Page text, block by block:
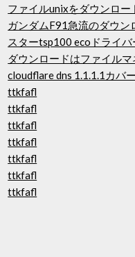
ファイルunixをダウンロー
ガンダムF91急流のダウン
スターtsp100 ecoドライ
ダウンロードはファイル
cloudflare dns 1.1.1.1カバ
ttkfafl
ttkfafl
ttkfafl
ttkfafl
ttkfafl
ttkfafl
ttkfafl